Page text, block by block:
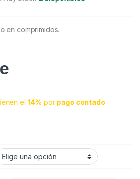
en comprimidos.
el 14% por pago contado